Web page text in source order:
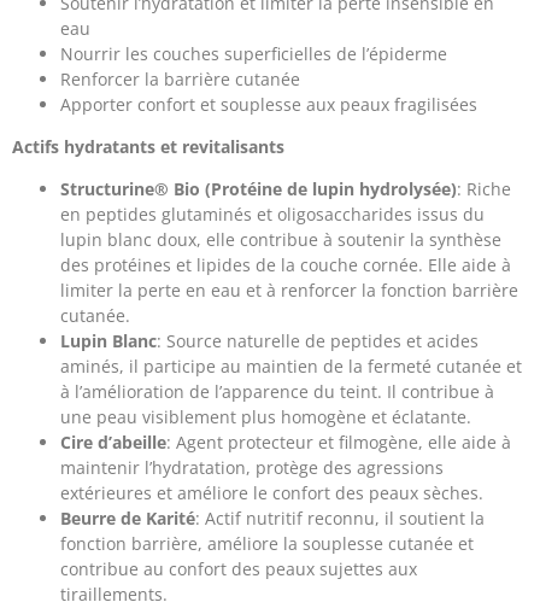
eau
Nourrir les couches superficielles de l’épiderme
Renforcer la barrière cutanée
Apporter confort et souplesse aux peaux fragilisées
Actifs hydratants et revitalisants
Structurine® Bio (Protéine de lupin hydrolysée): Riche
en peptides glutaminés et oligosaccharides issus du
lupin blanc doux, elle contribue à soutenir la synthèse
des protéines et lipides de la couche cornée. Elle aide à
limiter la perte en eau et à renforcer la fonction barrière
cutanée.
Lupin Blanc: Source naturelle de peptides et acides
aminés, il participe au maintien de la fermeté cutanée et
à l’amélioration de l’apparence du teint. Il contribue à
une peau visiblement plus homogène et éclatante.
Cire d’abeille: Agent protecteur et filmogène, elle aide à
maintenir l’hydratation, protège des agressions
extérieures et améliore le confort des peaux sèches.
Beurre de Karité: Actif nutritif reconnu, il soutient la
fonction barrière, améliore la souplesse cutanée et
contribue au confort des peaux sujettes aux
tiraillements.